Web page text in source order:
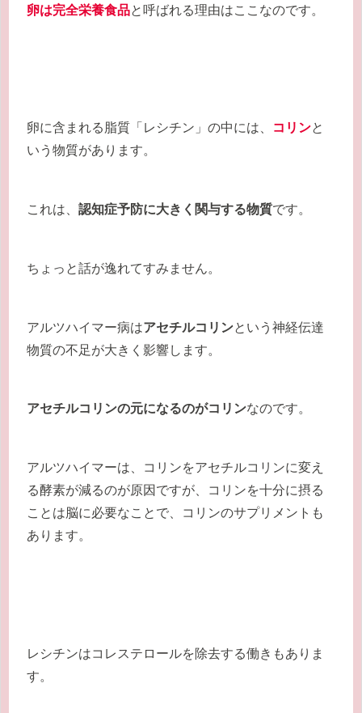
卵は完全栄養食品と呼ばれる理由はここなのです。
卵に含まれる脂質「レシチン」の中には、 コリンと
いう物質があります。
これは、 認知症予防に大きく関与する物質です。
ちょっと話が逸れてすみません。
アルツハイマー病はアセチルコリンという神経伝達
物質の不足が大きく影響します。
アセチルコリンの元になるのがコリンなのです。
アルツハイマーは、コリンをアセチルコリンに変え
る酵素が減るのが原因ですが、コリンを十分に摂る
ことは脳に必要なことで、コリンのサプリメントも
あります。
レシチンはコレステロールを除去する働きもありま
す。